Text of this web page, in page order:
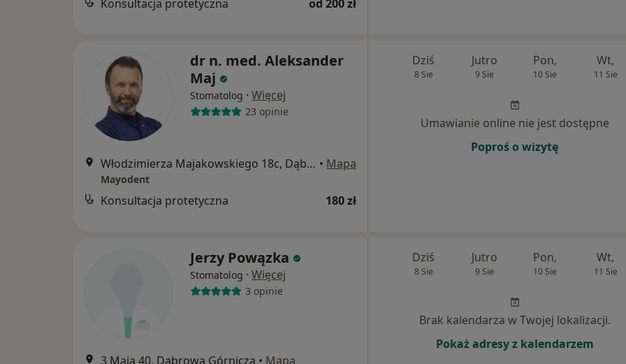
Konsultacja protetyczna od 200 zł
dr n. med. Aleksander
Maj
Stomatolog · Więcej
23 opinie
Włodzimierza Majakowskiego 18c, Dąbrowa Górnicza • Mapa
Mayodent
Konsultacja protetyczna 180 zł
Dziś
8 Sie
Jutro
9 Sie
Pon,
10 Sie
Wt,
11 Sie
Umawianie online nie jest dostępne
Poproś o wizytę
Jerzy Powązka
Stomatolog · Więcej
3 opinie
3 Maja 40, Dąbrowa Górnicza • Mapa
Dziś
8 Sie
Jutro
9 Sie
Pon,
10 Sie
Wt,
11 Sie
Brak kalendarza w Twojej lokalizacji.
Pokaż adresy z kalendarzem